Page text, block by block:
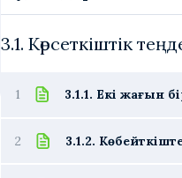
3.1. Көрсеткіштік
1 3.1.1. Екі жағын
2 3.1.2.